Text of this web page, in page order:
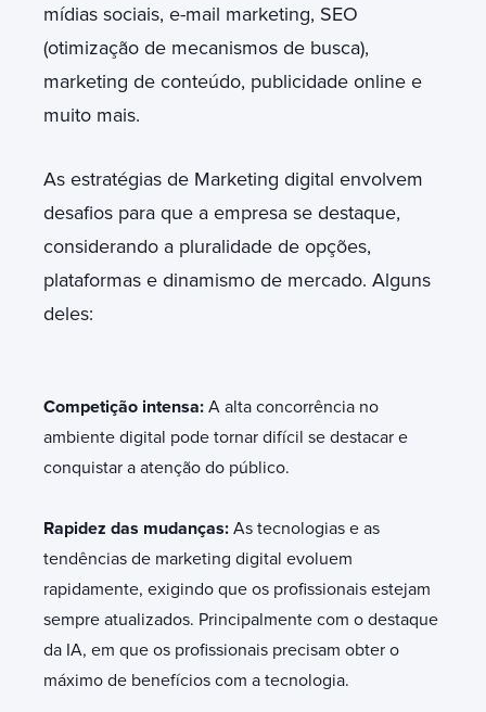
mídias sociais, e-mail marketing, SEO
(otimização de mecanismos de busca),
marketing de conteúdo, publicidade online e
muito mais.
As estratégias de Marketing digital envolvem
desafios para que a empresa se destaque,
considerando a pluralidade de opções,
plataformas e dinamismo de mercado. Alguns
deles:
Competição intensa: A alta concorrência no
ambiente digital pode tornar difícil se destacar e
conquistar a atenção do público.
Rapidez das mudanças: As tecnologias e as
tendências de marketing digital evoluem
rapidamente, exigindo que os profissionais estejam
sempre atualizados. Principalmente com o destaque
da IA, em que os profissionais precisam obter o
máximo de benefícios com a tecnologia.